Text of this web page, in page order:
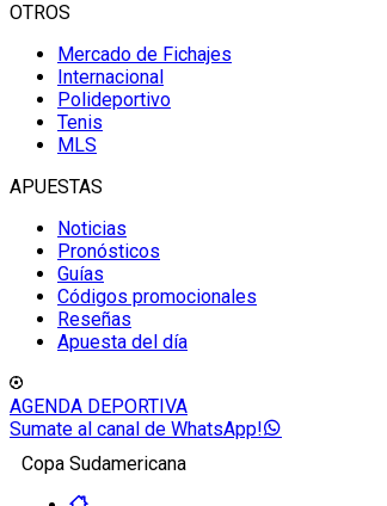
OTROS
Mercado de Fichajes
Internacional
Polideportivo
Tenis
MLS
APUESTAS
Noticias
Pronósticos
Guías
Códigos promocionales
Reseñas
Apuesta del día
AGENDA DEPORTIVA
Sumate al canal de WhatsApp!
Copa Sudamericana